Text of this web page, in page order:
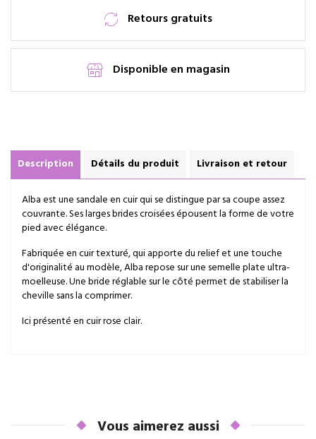
Retours gratuits
Disponible en magasin
Description Détails du produit Livraison et retour
Alba est une sandale en cuir qui se distingue par sa coupe assez
couvrante. Ses larges brides croisées épousent la forme de votre
pied avec élégance.
Fabriquée en cuir texturé, qui apporte du relief et une touche
d'originalité au modèle, Alba repose sur une semelle plate ultra-
moelleuse. Une bride réglable sur le côté permet de stabiliser la
cheville sans la comprimer.
Ici présenté en cuir rose clair.
Vous aimerez aussi